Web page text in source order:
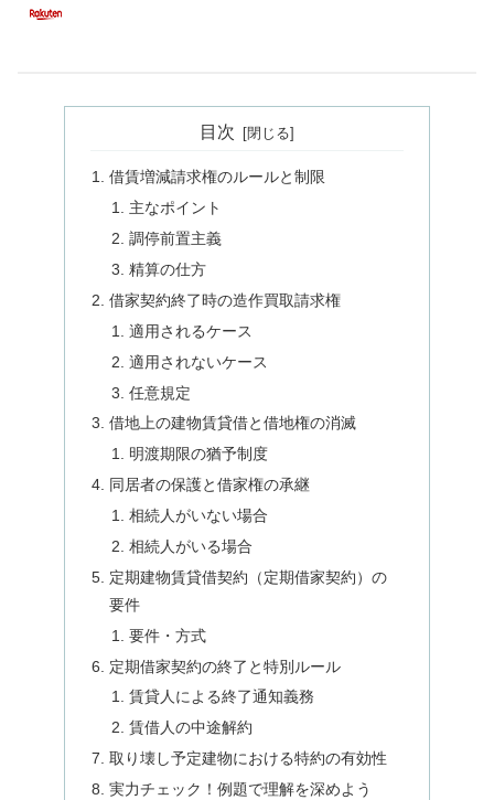
目次
借賃増減請求権のルールと制限
主なポイント
調停前置主義
精算の仕方
借家契約終了時の造作買取請求権
適用されるケース
適用されないケース
任意規定
借地上の建物賃貸借と借地権の消滅
明渡期限の猶予制度
同居者の保護と借家権の承継
相続人がいない場合
相続人がいる場合
定期建物賃貸借契約（定期借家契約）の
要件
要件・方式
定期借家契約の終了と特別ルール
賃貸人による終了通知義務
賃借人の中途解約
取り壊し予定建物における特約の有効性
実力チェック！例題で理解を深めよう